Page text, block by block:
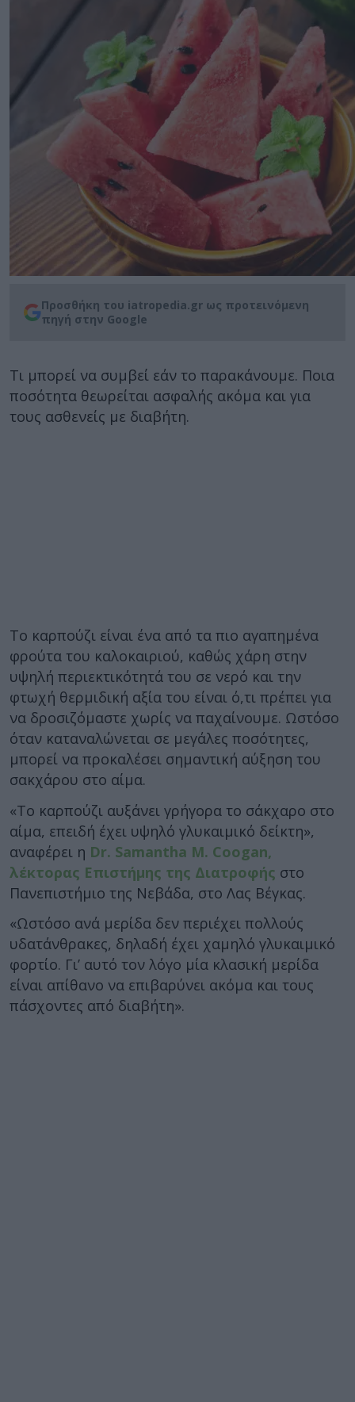
Προσθήκη του iatropedia.gr ως προτεινόμενη
πηγή στην Google
Τι μπορεί να συμβεί εάν το παρακάνουμε. Ποια
ποσότητα θεωρείται ασφαλής ακόμα και για
τους ασθενείς με διαβήτη.
Το καρπούζι είναι ένα από τα πιο αγαπημένα
φρούτα του καλοκαιριού, καθώς χάρη στην
υψηλή περιεκτικότητά του σε νερό και την
φτωχή θερμιδική αξία του είναι ό,τι πρέπει για
να δροσιζόμαστε χωρίς να παχαίνουμε. Ωστόσο
όταν καταναλώνεται σε μεγάλες ποσότητες,
μπορεί να προκαλέσει σημαντική αύξηση του
σακχάρου στο αίμα.
«Το καρπούζι αυξάνει γρήγορα το σάκχαρο στο
αίμα, επειδή έχει υψηλό γλυκαιμικό δείκτη»,
αναφέρει η Dr. Samantha M. Coogan,
λέκτορας Επιστήμης της Διατροφής στο
Πανεπιστήμιο της Νεβάδα, στο Λας Βέγκας.
«Ωστόσο ανά μερίδα δεν περιέχει πολλούς
υδατάνθρακες, δηλαδή έχει χαμηλό γλυκαιμικό
φορτίο. Γι’ αυτό τον λόγο μία κλασική μερίδα
είναι απίθανο να επιβαρύνει ακόμα και τους
πάσχοντες από διαβήτη».